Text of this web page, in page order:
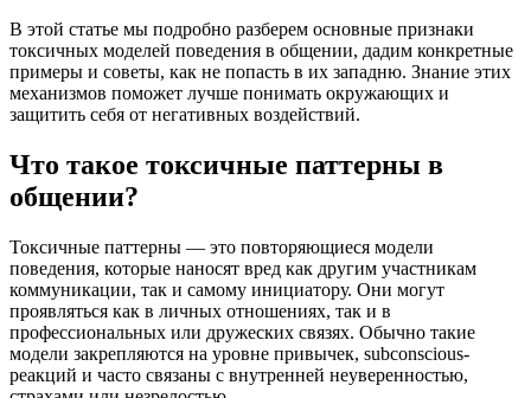
В этой статье мы подробно разберем основные признаки
токсичных моделей поведения в общении, дадим конкретные
примеры и советы, как не попасть в их западню. Знание этих
механизмов поможет лучше понимать окружающих и
защитить себя от негативных воздействий.
Что такое токсичные паттерны в
общении?
Токсичные паттерны — это повторяющиеся модели
поведения, которые наносят вред как другим участникам
коммуникации, так и самому инициатору. Они могут
проявляться как в личных отношениях, так и в
профессиональных или дружеских связях. Обычно такие
модели закрепляются на уровне привычек, subconscious-
реакций и часто связаны с внутренней неуверенностью,